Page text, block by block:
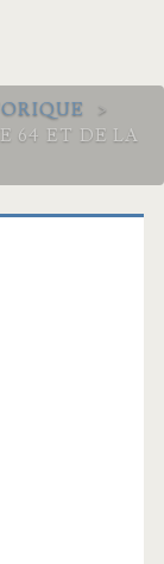
>
64 ET DE LA